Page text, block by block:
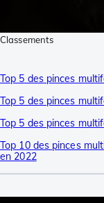
Classements
Top 5 des pinces
Top 5 des pinces
Top 5 des pinces
Top 10 des pinces
en 2022